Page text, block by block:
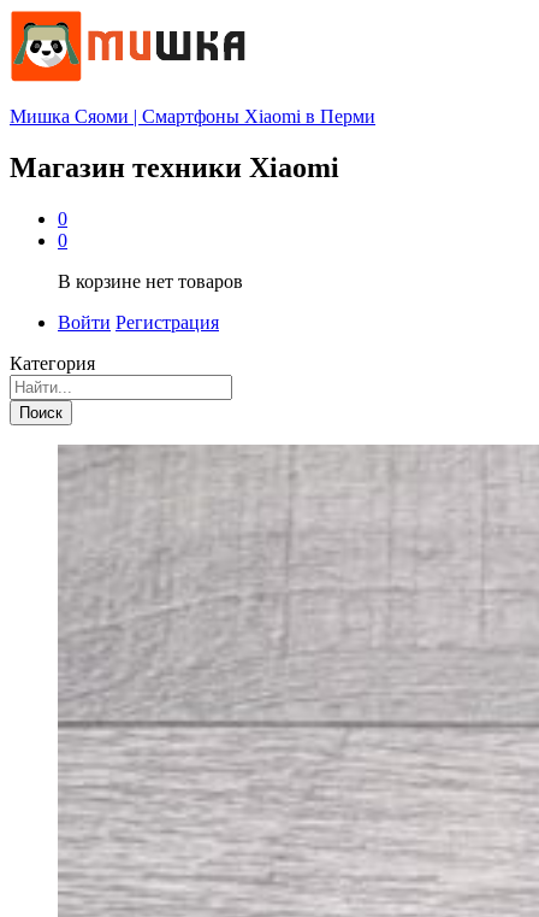
Мишка Сяоми | Смартфоны Xiaomi в Перми
Магазин техники Xiaomi
0
0
В корзине нет товаров
Войти Регистрация
Категория
Поиск